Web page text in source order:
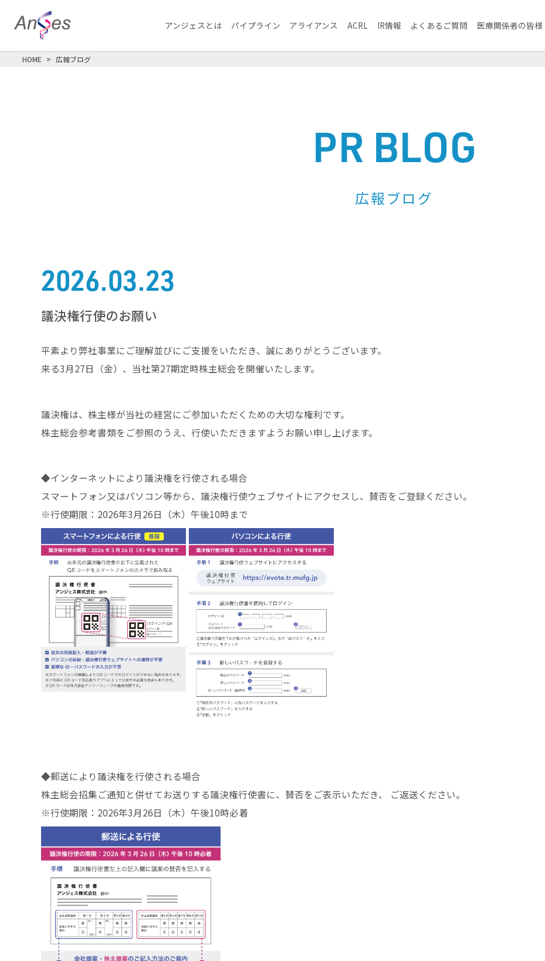
アンジェスとは パイプライン アライアンス ACRL IR情報 よくあるご質問 医療関係者の皆様
HOME 広報ブログ
PR BLOG
広報ブログ
2026.03.23
議決権行使のお願い
平素より弊社事業にご理解並びにご支援をいただき、誠にありがとうございます。
来る3月27日（金）、当社第27期定時株主総会を開催いたします。
議決権は、株主様が当社の経営にご参加いただくための大切な権利です。
株主総会参考書類をご参照のうえ、行使いただきますようお願い申し上げます。
◆インターネットにより議決権を行使される場合
スマートフォン又はパソコン等から、議決権行使ウェブサイトにアクセスし、賛否をご登録ください。
※行使期限：2026年3月26日（木）午後10時まで
◆郵送により議決権を行使される場合
株主総会招集ご通知と併せてお送りする議決権行使書に、賛否をご表示いただき、 ご返送ください。
※行使期限：2026年3月26日（木）午後10時必着